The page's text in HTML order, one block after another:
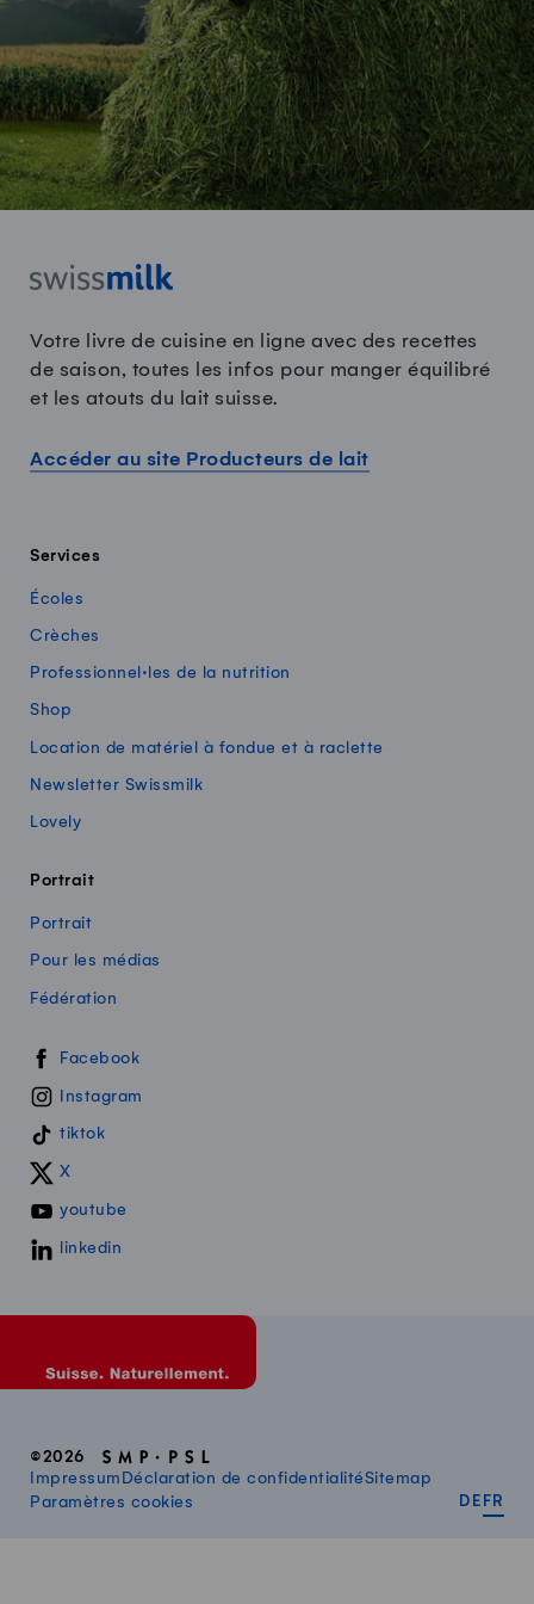
Votre livre de cuisine en ligne avec des recettes
de saison, toutes les infos pour manger équilibré
et les atouts du lait suisse.
Accéder au site Producteurs de lait
Services
Écoles
Crèches
Professionnel·les de la nutrition
Shop
Location de matériel à fondue et à raclette
Newsletter Swissmilk
Lovely
Portrait
Portrait
Pour les médias
Fédération
Swissmilk sur les réseaux sociaux
Facebook
Instagram
tiktok
X
youtube
linkedin
©2026
Impressum Déclaration de confidentialitéSitemap
Paramètres cookies
DE FR